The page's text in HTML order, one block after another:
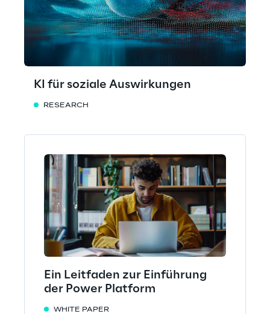
KI für soziale Auswirkungen
RESEARCH
Ein Leitfaden zur Einführung
der Power Platform
WHITE PAPER